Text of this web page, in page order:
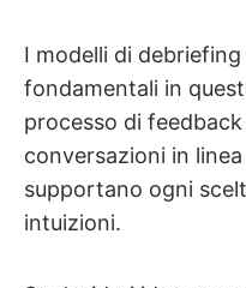
I modelli di
fondamentali in
processo di
conversazioni in
supportano ogni
intuizioni.